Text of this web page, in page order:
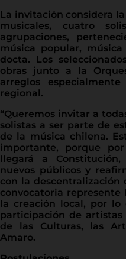
La invitación considera
musicales, cuatro
agrupaciones,
música popular,
docta. Los
obras junto a la
arreglos
regional.
“Queremos invitar a
solistas a ser parte de
de la música chilena.
importante, porque
llegará a
nuevos públicos y
con la descentralización
convocatoria
la creación local, por lo
participación de artistas
de las Culturas, las
Amaro.